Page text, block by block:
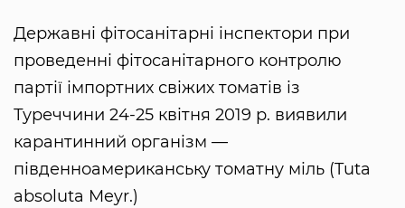
Державні фітосанітарні інспектори при
проведенні фітосанітарного контролю
партії імпортних свіжих томатів із
Туреччини 24-25 квітня 2019 р. виявили
карантинний організм —
південноамериканську томатну міль (Tuta
absoluta Meyr.)